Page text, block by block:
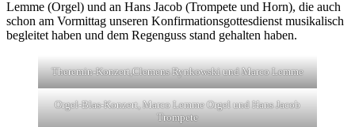
Lemme (Orgel) und an Hans Jacob (Trompete und Horn), die auch
schon am Vormittag unseren Konfirmationsgottesdienst musikalisch
begleitet haben und dem Regenguss stand gehalten haben.
Theremin-Konzert,Clemens Rynkowski und Marco Lemme
Orgel-Blas-Konzert, Marco Lemme Orgel und Hans Jacob
Trompete